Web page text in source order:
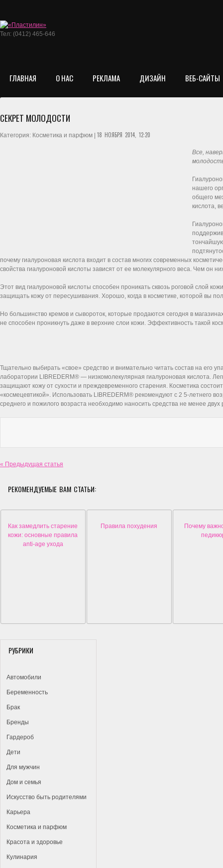
Тел: (0412) 465-646
ГЛАВНАЯ О НАС РЕКЛАМА ДИЗАЙН ВЕБ-САЙТЫ
СЕКРЕТ МОЛОДОСТИ
Категория: Косметика и парфюм | 18 НОЯБРЯ 2014, 12:20
Все,
нашего
общего
кислота,
почему гиалуроновая кислота входит в состав многих современных
свойства гиалуроновой кислоты зависят от ее молекулярного веса. Чем он
Этот вид гиалуроновой кислоты способен проникать сквозь роговой слой
защищать кожу от пересушивания. Хорошо, когда в косметике, которой вы
Но большинство кремов и сывороток, которые продаются сегодня в
не способен проникнуть даже в верхние слои кожи. Эффективность такой
Тщательно выбирать «свое» средство и внимательно читать состав на его
лаборатории LIBREDERM® — низкомолекулярная гиалуроновая кислота.
защищают кожу от сухости и преждевременного старения. Косметика
«космецевтикой». Использовать LIBREDERM® рекомендуют с 2 5-летнего
среднего и пожилого возраста необходимо наносить средства не менее
« Предыдущая статья
РЕКОМЕНДУЕМЫЕ ВАМ СТАТЬИ:
Как замедлить старение
кожи: основные правила
anti-age ухода
Правила похудения
Почему
РУБРИКИ
Автомобили
Беременность
Брак
Бренды
Гардероб
Дети
Для мужчин
Дом и семья
Искусство быть родителями
Карьера
Косметика и парфюм
Красота и здоровье
Кулинария